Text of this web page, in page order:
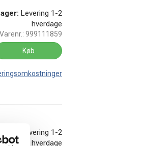
Levering 1-2
hverdage
Varenr.: 999111859
Køb
Levering 1-2
hverdage